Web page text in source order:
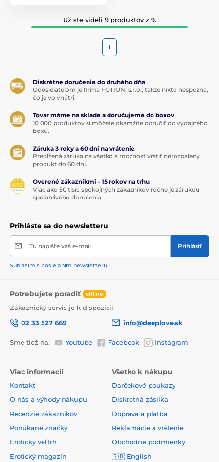
Už ste videli 9 produktov z 9.
1
Diskrétne doručenie do druhého dňa
Odosielateľom je firma FOTION, s.r.o., takže nikto nespozná,
čo je vo vnútri.
Tovar máme na sklade a doručujeme do boxov
10 000 produktov si môžete okamžite doručiť do výdajného
boxu.
Záruka 3 roky a 60 dní na vrátenie
Predĺžená záruka na všetko a možnosť vrátiť nerozbalený
produkt do 60 dní.
Overené zákazníkmi - 15 rokov na trhu
Viac ako 50 tisíc spokojných zákazníkov ročne je zárukou
spoľahlivého doručenia.
Prihláste sa do newsletteru
Tu napíšte váš e-mail Prihlásiť
Súhlasím s posielaním newsletteru
Potrebujete poradiť offline
Zákaznický servis je k dispozícii
02 33 527 669
info@deeplove.sk
Sme tiež na: Youtube Facebook Instagram
Viac informacií
Kontakt
O nás a výhody nákupu
Recenzie zákazníkov
Ponúkané značky
Erotický veľtrh
Erotický magazín
Všetko k nákupu
Darčekové poukazy
Diskrétná zásilka
Doprava a platba
Reklamácie a vrátenie
Obchodné podmienky
🇬🇧 English